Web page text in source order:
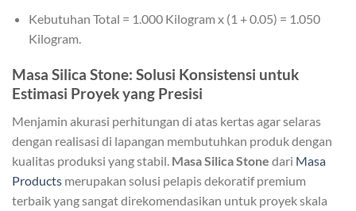
Kebutuhan Total = 1.000 Kilogram x (1 + 0.05) = 1.050
Kilogram.
Masa Silica Stone: Solusi Konsistensi untuk
Estimasi Proyek yang Presisi
Menjamin akurasi perhitungan di atas kertas agar selaras
dengan realisasi di lapangan membutuhkan produk dengan
kualitas produksi yang stabil. Masa Silica Stone dari Masa
Products merupakan solusi pelapis dekoratif premium
terbaik yang sangat direkomendasikan untuk proyek skala